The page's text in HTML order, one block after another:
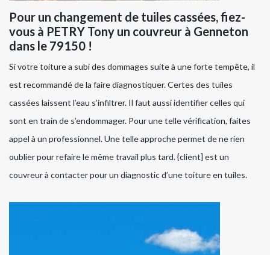
Pour un changement de tuiles cassées, fiez-
vous à PETRY Tony un couvreur à Genneton
dans le 79150 !
Si votre toiture a subi des dommages suite à une forte tempête, il
est recommandé de la faire diagnostiquer. Certes des tuiles
cassées laissent l’eau s’infiltrer. Il faut aussi identifier celles qui
sont en train de s’endommager. Pour une telle vérification, faites
appel à un professionnel. Une telle approche permet de ne rien
oublier pour refaire le même travail plus tard. {client] est un
couvreur à contacter pour un diagnostic d’une toiture en tuiles.